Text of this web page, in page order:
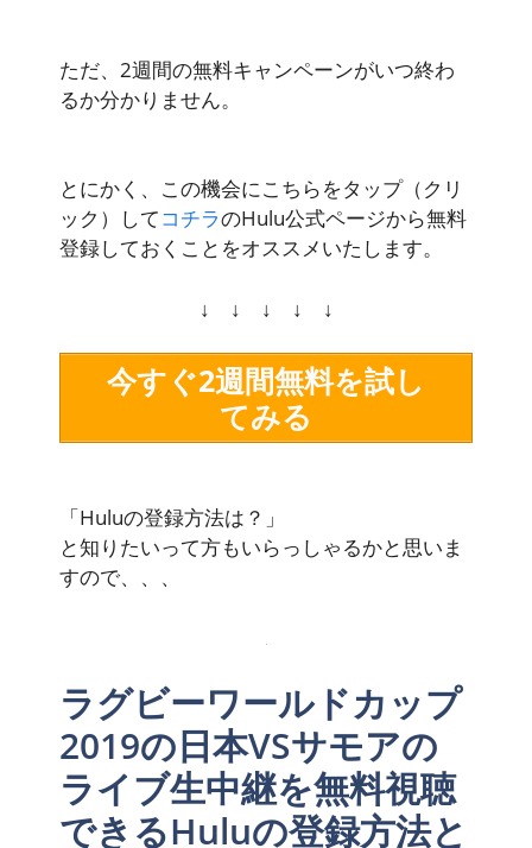
ただ、 2週間の無料キャンペーンがいつ終わ
るか分かりません。
とにかく、この機会にこちらをタップ（クリ
ック）してコチラのHulu公式ページから無料
登録しておくことをオススメいたします。
↓ ↓ ↓ ↓ ↓
今すぐ2週間無料を試し
てみる
「Huluの登録方法は？」
と知りたいって方もいらっしゃるかと思いま
すので、、、
ラグビーワールドカップ
2019の日本VSサモアの
ライブ生中継を無料視聴
できるHuluの登録方法と